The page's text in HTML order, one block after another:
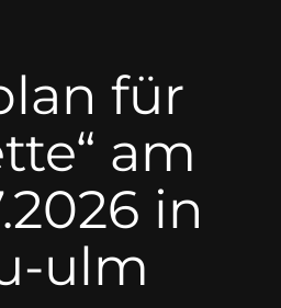
für
am
in
ulm